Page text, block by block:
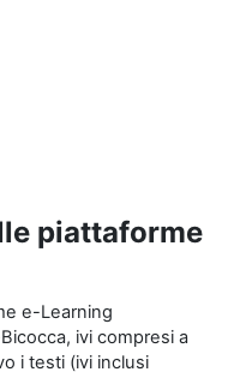
piattaforme
e-Learning
ivi compresi a
i testi (ivi inclusi